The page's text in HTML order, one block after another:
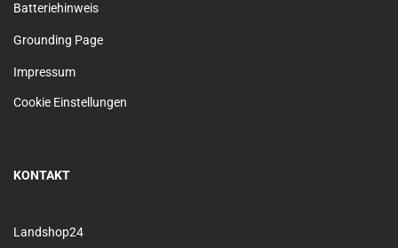
Batteriehinweis
Grounding Page
Impressum
Cookie Einstellungen
KONTAKT
Landshop24